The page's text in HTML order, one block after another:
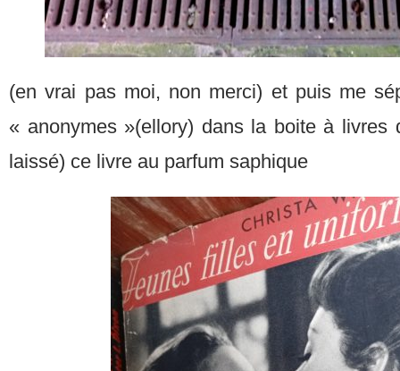
(en vrai pas moi, non merci) et puis me
« anonymes »(ellory) dans la boite à livres
laissé) ce livre au parfum saphique